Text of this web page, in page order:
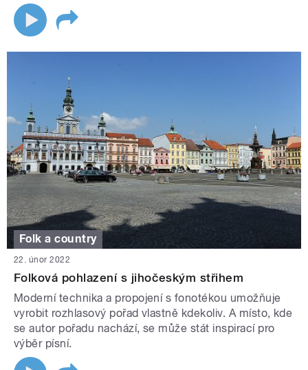
Folk a country
22. únor 2022
Folková pohlazení s jihočeským střihem
Moderní technika a propojení s fonotékou umožňuje
vyrobit rozhlasový pořad vlastně kdekoliv. A místo, kde
se autor pořadu nachází, se může stát inspirací pro
výběr písní.